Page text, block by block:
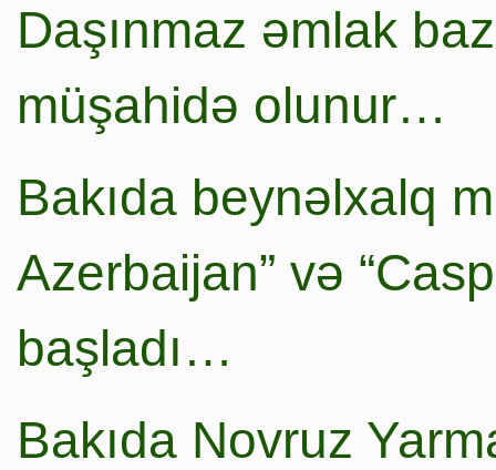
Daşınmaz əmlak
müşahidə olunur…
Bakıda beynəlxalq
Azerbaijan” və
başladı…
Bakıda Novruz